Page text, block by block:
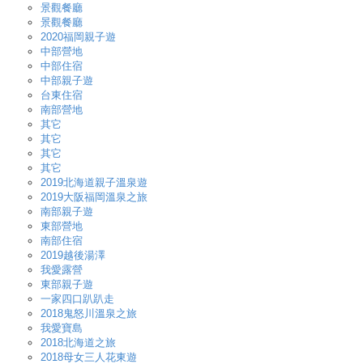
景觀餐廳
景觀餐廳
2020福岡親子遊
中部營地
中部住宿
中部親子遊
台東住宿
南部營地
其它
其它
其它
其它
2019北海道親子溫泉遊
2019大阪福岡溫泉之旅
南部親子遊
東部營地
南部住宿
2019越後湯澤
我愛露營
東部親子遊
一家四口趴趴走
2018鬼怒川溫泉之旅
我愛寶島
2018北海道之旅
2018母女三人花東遊